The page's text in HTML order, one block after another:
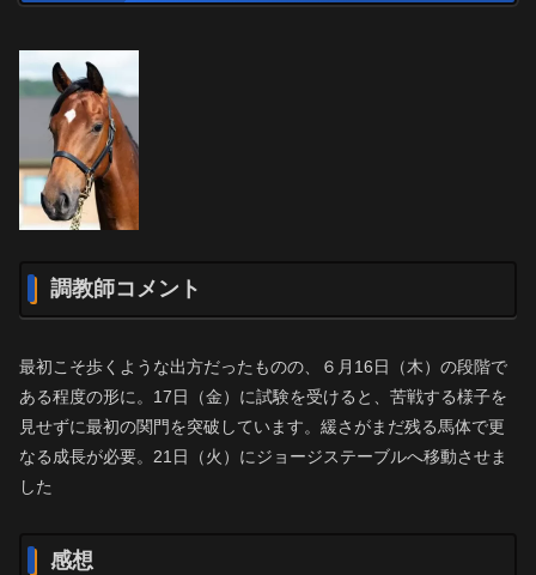
調教師コメント
最初こそ歩くような出方だったものの、６月16日（木）の段階で
ある程度の形に。17日（金）に試験を受けると、苦戦する様子を
見せずに最初の関門を突破しています。緩さがまだ残る馬体で更
なる成長が必要。21日（火）にジョージステーブルへ移動させま
した
感想